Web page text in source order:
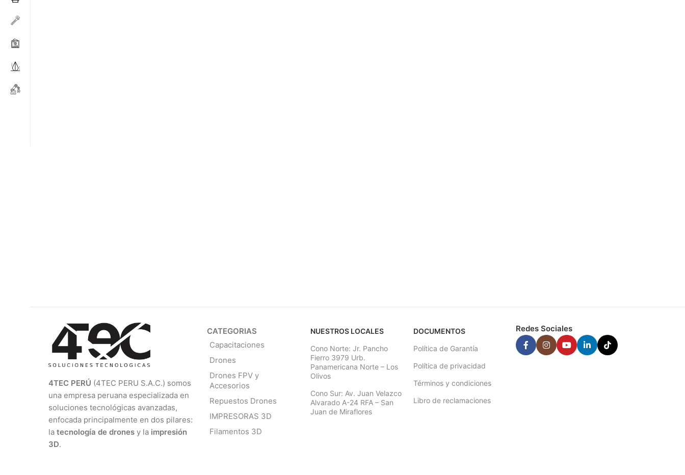
4TEC PERÚ (4TEC PERU S.A.C.) somos
una empresa peruana especializada en
soluciones tecnológicas avanzadas,
enfocada principalmente en dos pilares:
la tecnología de drones y la impresión
3D.
CATEGORIAS
Capacitaciones
Drones
Drones FPV y
Accesorios
Repuestos Drones
IMPRESORAS 3D
Filamentos 3D
NUESTROS LOCALES
Cono Norte: Jr. Pancho
Fierro 3979 Urb.
Panamericana Norte – Los
Olivos
Cono Sur: Av. Juan Velazco
Alvarado A-24 RFA – San
Juan de Miraflores
DOCUMENTOS
Política de Garantía
Política de privacidad
Términos y condiciones
Libro de reclamaciones
Redes Sociales